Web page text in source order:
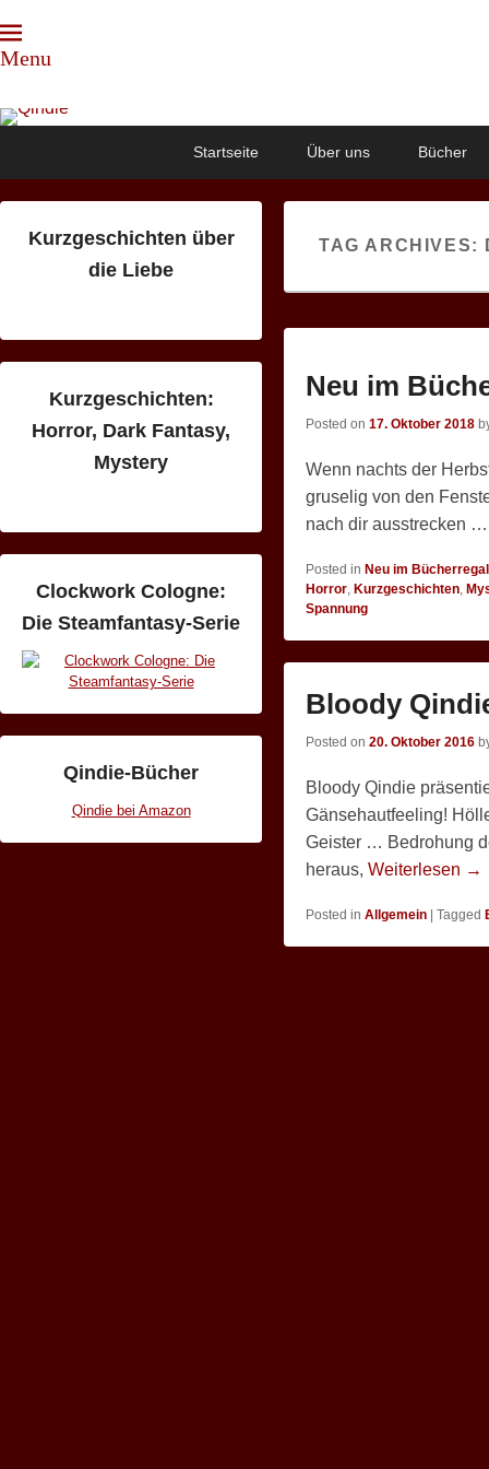
Menu
Qindie
Das Autorenkorrektiv
Startseite Über uns Bücher
TAG ARCHIVES:
Neu im
Posted on 17. Oktober 2018
Wenn nachts der
gruselig von den
nach dir ausstrecken
Posted in Neu im Bücherregal
Horror Kurzgeschichten
Spannung
Bloody
Posted on 20. Oktober 2016
Bloody Qindie
Gänsehautfeeling!
Geister … Bedrohung
heraus, Weiterlesen →
Posted in Allgemein | Tagged
Kurzgeschichten über
die Liebe
Kurzgeschichten:
Horror, Dark Fantasy,
Mystery
Clockwork Cologne:
Die Steamfantasy-Serie
Qindie-Bücher
Qindie bei Amazon